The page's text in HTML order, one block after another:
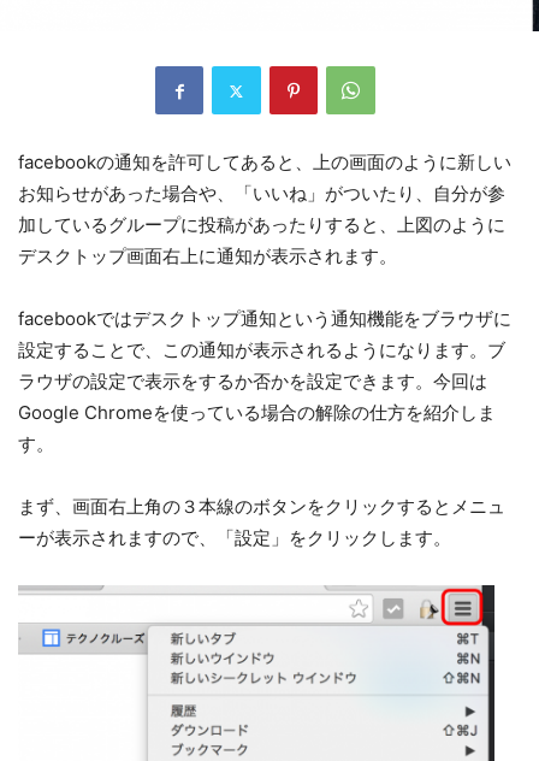
facebookの通知を許可してあると、上の画面のように新しい
お知らせがあった場合や、「いいね」がついたり、自分が参
加しているグループに投稿があったりすると、上図のように
デスクトップ画面右上に通知が表示されます。
facebookではデスクトップ通知という通知機能をブラウザに
設定することで、この通知が表示されるようになります。ブ
ラウザの設定で表示をするか否かを設定できます。今回は
Google Chromeを使っている場合の解除の仕方を紹介しま
す。
まず、画面右上角の３本線のボタンをクリックするとメニュ
ーが表示されますので、「設定」をクリックします。